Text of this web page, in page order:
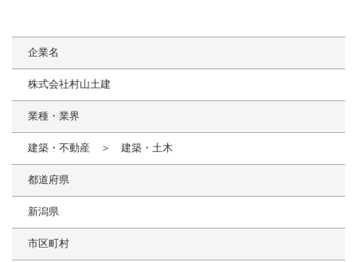
企業名
株式会社村山土建
業種・業界
建築・不動産 ＞ 建築・土木
都道府県
新潟県
市区町村